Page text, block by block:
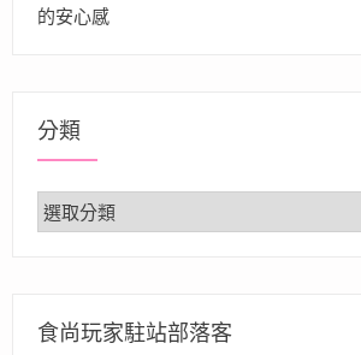
的安心感
分類
分
類
食尚玩家駐站部落客